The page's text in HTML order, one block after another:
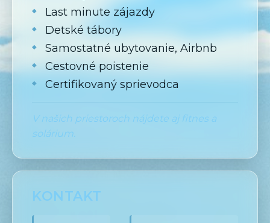
Last minute zájazdy
Detské tábory
Samostatné ubytovanie, Airbnb
Cestovné poistenie
Certifikovaný sprievodca
V našich priestoroch nájdete aj fitnes a
solárium.
KONTAKT